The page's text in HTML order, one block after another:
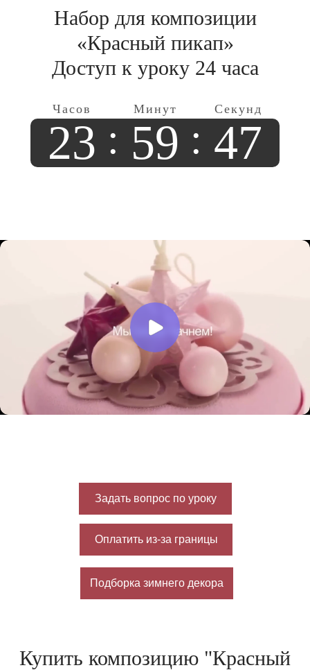
Набор для композиции
«Красный пикап»
Доступ к уроку 24 часа
23 59 45
Задать вопрос по уроку
Оплатить из-за границы
Подборка зимнего декора
Купить композицию "Красный